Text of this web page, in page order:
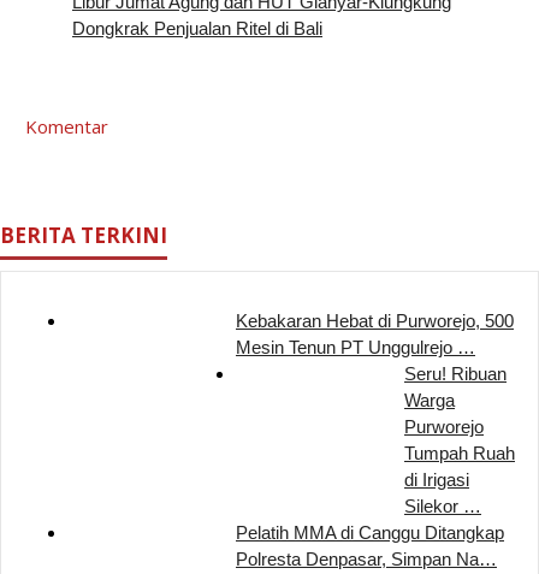
Dongkrak Penjualan Ritel di Bali
Komentar
BERITA TERKINI
Kebakaran Hebat di Purworejo, 500
Mesin Tenun PT Unggulrejo …
Seru! Ribuan
Warga
Purworejo
Tumpah Ruah
di Irigasi
Silekor …
Pelatih MMA di Canggu Ditangkap
Polresta Denpasar, Simpan Na…